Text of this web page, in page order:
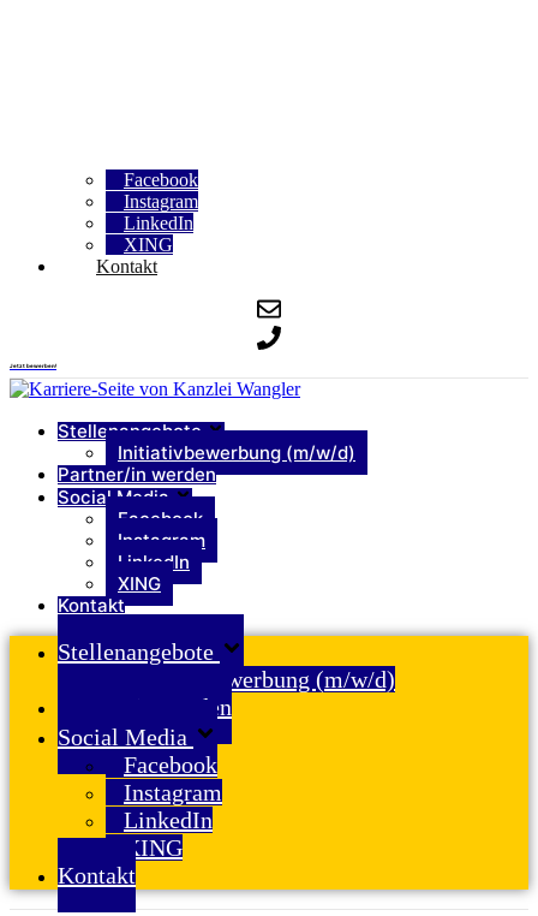
Facebook
Instagram
LinkedIn
XING
Kontakt
Jetzt bewerben!
Stellenangebote
Initiativbewerbung (m/w/d)
Partner/in werden
Social Media
Facebook
Instagram
LinkedIn
XING
Kontakt
Stellenangebote
Initiativbewerbung (m/w/d)
Partner/in werden
Social Media
Facebook
Instagram
LinkedIn
XING
Kontakt